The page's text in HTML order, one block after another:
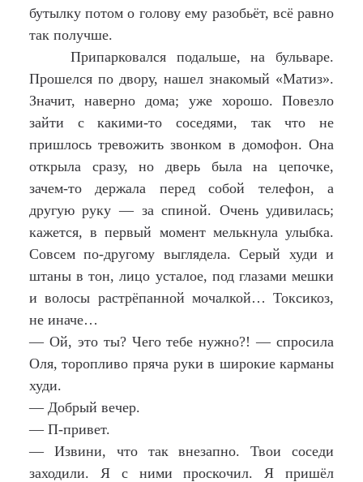
бутылку потом о голову ему разобьёт, всё равно
так получше.
Припарковался подальше, на бульваре.
Прошелся по двору, нашел знакомый «Матиз».
Значит, наверно дома; уже хорошо. Повезло
зайти с какими-то соседями, так что не
пришлось тревожить звонком в домофон. Она
открыла сразу, но дверь была на цепочке,
зачем-то держала перед собой телефон, а
другую руку — за спиной. Очень удивилась;
кажется, в первый момент мелькнула улыбка.
Совсем по-другому выглядела. Серый худи и
штаны в тон, лицо усталое, под глазами мешки
и волосы растрёпанной мочалкой… Токсикоз,
не иначе…
— Ой, это ты? Чего тебе нужно?! — спросила
Оля, торопливо пряча руки в широкие карманы
худи.
— Добрый вечер.
— П-привет.
— Извини, что так внезапно. Твои соседи
заходили. Я с ними проскочил. Я пришёл